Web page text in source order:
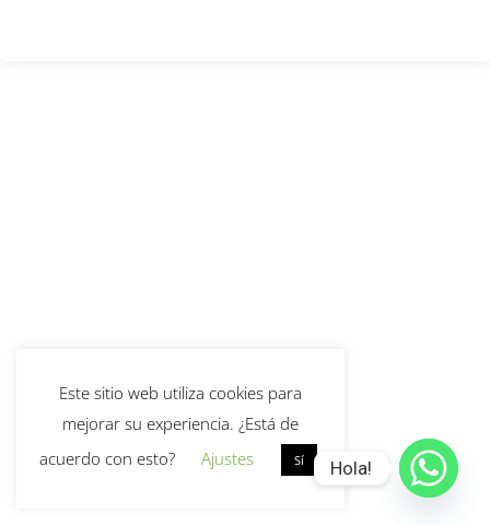
Este sitio web utiliza cookies para
mejorar su experiencia. ¿Está de
acuerdo con esto?
Ajustes Sí Hola!